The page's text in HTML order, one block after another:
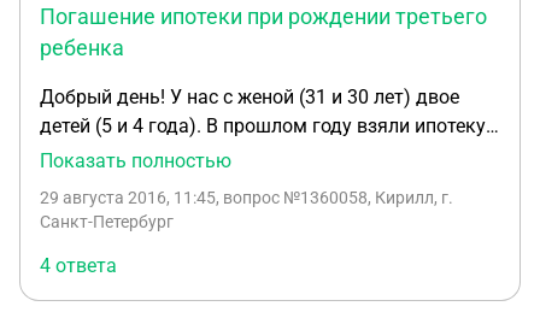
Погашение ипотеки при рождении третьего
ребенка
Добрый день! У нас с женой (31 и 30 лет) двое
детей (5 и 4 года). В прошлом году взяли ипотеку с
господдержкой (ставка 11,5%) на приобретение
взнос и средства материнского капитала (остаток
года ждем третьего ребенка. Официально
трудоустроен только я. Слышал о программах по
Показать полностью
29 августа 2016, 11:45, вопрос №1360058, Кирилл, г.
Санкт-Петербург
4 ответа